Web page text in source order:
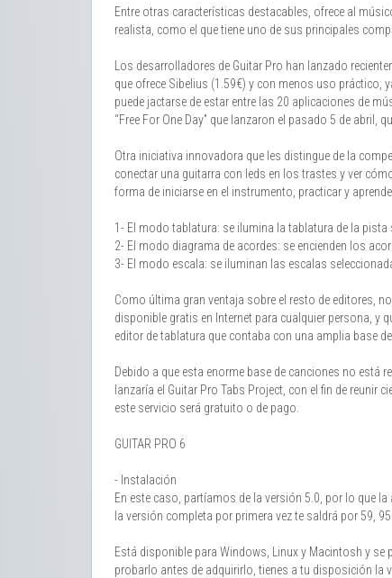
Entre otras características destacables, ofrece al
realista, como el que tiene uno de sus principales
Los desarrolladores de Guitar Pro han lanzado
que ofrece Sibelius (1.59€) y con menos uso práctico,
puede jactarse de estar entre las 20 aplicaciones de
“Free For One Day” que lanzaron el pasado 5 de
Otra iniciativa innovadora que les distingue de la
conectar una guitarra con leds en los trastes y ver
forma de iniciarse en el instrumento, practicar y
1- El modo tablatura: se ilumina la tablatura de la pista
2- El modo diagrama de acordes: se encienden los
3- El modo escala: se iluminan las escalas
Como última gran ventaja sobre el resto de editores,
disponible gratis en Internet para cualquier persona, y
editor de tablatura que contaba con una amplia base
Debido a que esta enorme base de canciones no está
lanzaría el Guitar Pro Tabs Project, con el fin de
este servicio será gratuito o de pago.
GUITAR PRO 6
- Instalación
En este caso, partíamos de la versión 5.0, por lo que
la versión completa por primera vez te saldrá por 59,
Está disponible para Windows, Linux y Macintosh y
probarlo antes de adquirirlo, tienes a tu disposición la